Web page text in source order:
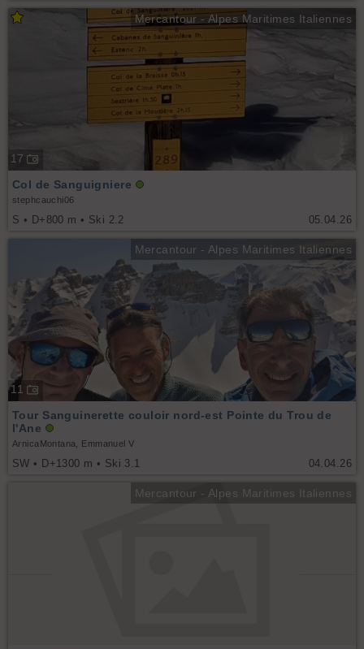
Mercantour - Alpes Maritimes Italiennes
17
05.04.26
Col de Sanguigniere
stephcauchi06
S • D+800 m • Ski 2.2
Mercantour - Alpes Maritimes Italiennes
11
04.04.26
Tour Sanguinerette couloir nord-est Pointe du Trou de
l'Ane
ArnicaMontana, Emmanuel V
SW • D+1300 m • Ski 3.1
Mercantour - Alpes Maritimes Italiennes